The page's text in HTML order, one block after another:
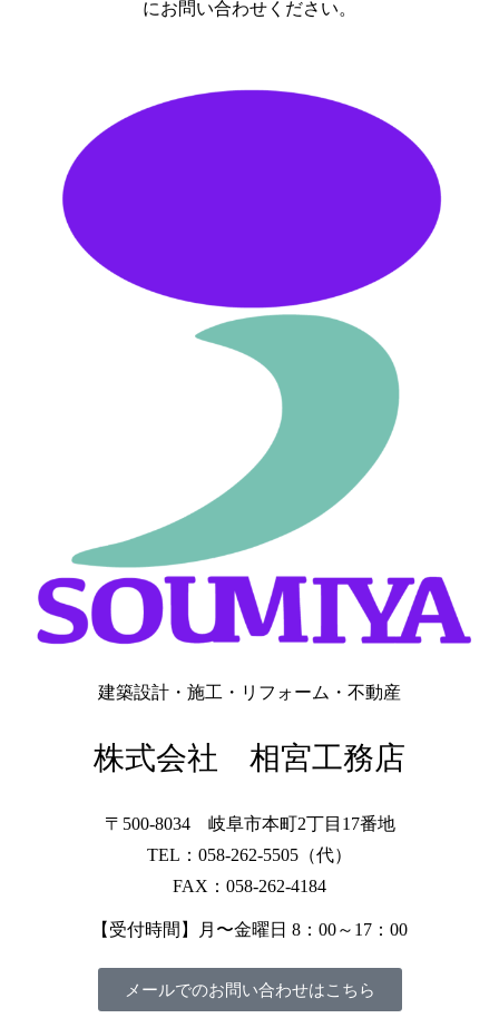
にお問い合わせください。
建築設計・施工・リフォーム・不動産
株式会社 相宮工務店
〒500-8034 岐阜市本町2丁目17番地
TEL：058-262-5505（代）
FAX：058-262-4184
【受付時間】月〜金曜日 8：00～17：00
メールでのお問い合わせはこちら